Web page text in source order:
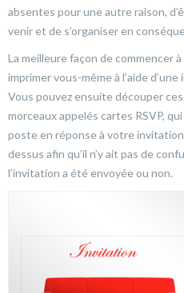
absentes pour une autre raison,
venir et de s’organiser en
La meilleure façon de commencer
imprimer vous-même à l’aide
Vous pouvez ensuite découper
morceaux appelés cartes RSVP,
poste en réponse à votre
dessus afin qu’il n’y ait pas de
l’invitation a été envoyée ou non.